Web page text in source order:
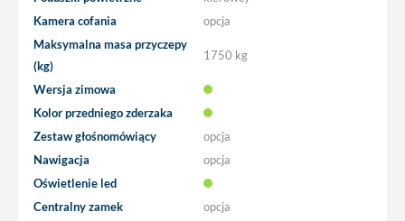
Kamera cofania
opcja
Maksymalna masa przyczepy
(kg)
1750 kg
Wersja zimowa
Kolor przedniego zderzaka
Zestaw głośnomówiący
opcja
Nawigacja
opcja
Oświetlenie led
Centralny zamek
opcja